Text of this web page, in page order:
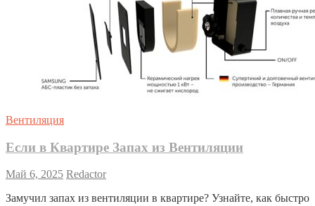
Вентиляция
Если в Квартире Запах из Вентиляции
Май 6, 2025 Redactor
Замучил запах из вентиляции в квартире? Узнайте, как быстро